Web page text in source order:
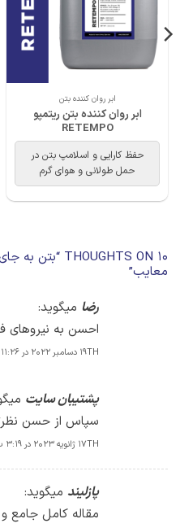
ابر روان کننده بتن
ابر روان کننده بتن ریتمپو
RETEMPO
حفظ کارایی و اسلامپ بتن در
حمل طولانی و هوای گرم
10 THOUGHTS ON “ بتن به
معایب”
رضا میگوید:
احسن به نیروهای
19TH دسامبر 2022 در 11:26 ق.ظ
پشتیبان سایت
سپاس از حسن
17TH ژانویه 2023 در 3:19 ب.ظ
پازلیند میگوید:
مقاله کامل جامع